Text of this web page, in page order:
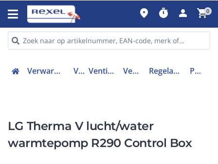
place timer person shopping_cart0
Verwarmen, Koelen en Ventileren Ventilatie Ventilatoren toebehoren Ventilatieregelaar Regelaar met vaste applicatie PHCS0.ENCXLEU
LG Therma V lucht/water
warmtepomp R290 Control Box